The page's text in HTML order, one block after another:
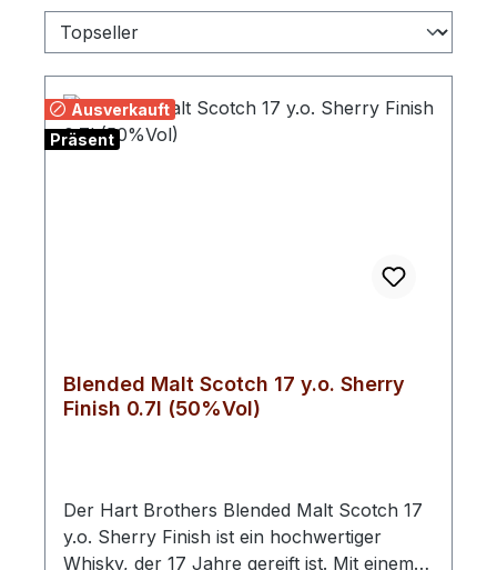
Ausverkauft
Präsent
Blended Malt Scotch 17 y.o. Sherry
Finish 0.7l (50%Vol)
Der Hart Brothers Blended Malt Scotch 17
y.o. Sherry Finish ist ein hochwertiger
Whisky, der 17 Jahre gereift ist. Mit einem